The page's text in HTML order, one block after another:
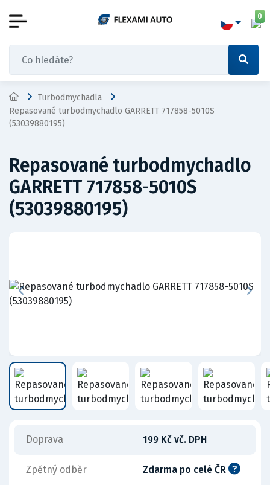
0
Turbodmychadla
Repasované turbodmychadlo GARRETT 717858-5010S
(53039880195)
Repasované turbodmychadlo
GARRETT 717858-5010S
(53039880195)
Doprava 199 Kč vč. DPH
Zpětný odběr Zdarma po celé ČR